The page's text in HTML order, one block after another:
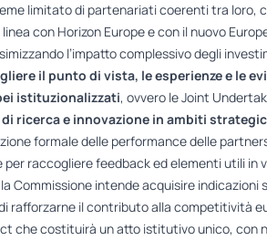
limitato di partenariati coerenti tra loro,
con Horizon Europe e con il nuovo
l’impatto complessivo degli
il punto di vista, le esperienze e le
istituzionalizzati, ovvero le Joint
ricerca e innovazione in ambiti
formale delle performance delle
raccogliere feedback ed elementi utili in
Commissione intende acquisire indicazioni
rafforzarne il contributo alla competitività
che costituirà un atto istitutivo unico, con